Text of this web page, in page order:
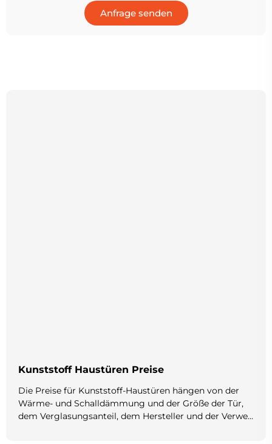
Anfrage senden
Kunststoff Haustüren Preise
Die Preise für Kunststoff-Haustüren hängen von der
Wärme- und Schalldämmung und der Größe der Tür,
dem Verglasungsanteil, dem Hersteller und der Verwe...